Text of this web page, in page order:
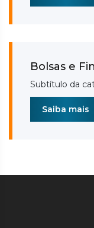
Bolsas e
Subtítulo da
Saiba mais